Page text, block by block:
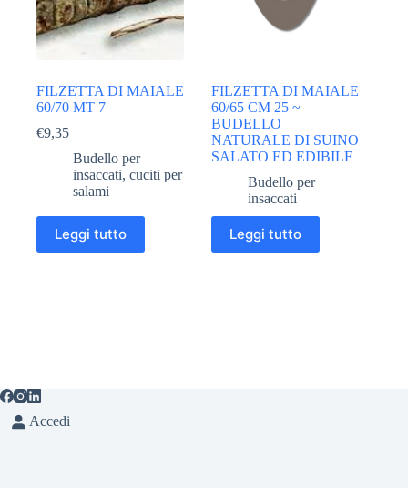
FILZETTA DI MAIALE
60/70 MT 7
€9,35
Budello per
insaccati, cuciti per
salami
Leggi tutto
FILZETTA DI MAIALE
60/65 CM 25 ~
BUDELLO
NATURALE DI SUINO
SALATO ED EDIBILE
Budello per
insaccati
Leggi tutto
Accedi